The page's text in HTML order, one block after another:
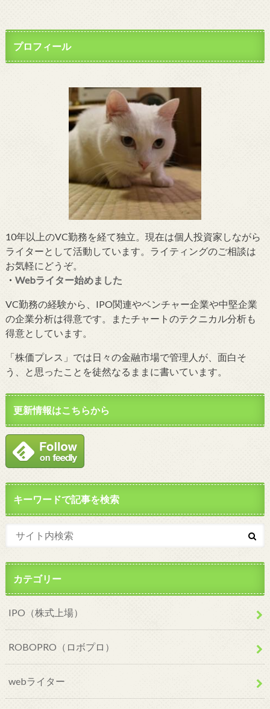
プロフィール
10年以上のVC勤務を経て独立。現在は個人投資家しながら
ライターとして活動しています。ライティングのご相談は
お気軽にどうぞ。
・ Webライター始めました
VC勤務の経験から、IPO関連やベンチャー企業や中堅企業
の企業分析は得意です。またチャートのテクニカル分析も
得意としています。
「株価プレス」では日々の金融市場で管理人が、面白そ
う、と思ったことを徒然なるままに書いています。
更新情報はこちらから
キーワードで記事を検索
カテゴリー
IPO（株式上場）
ROBOPRO（ロボプロ）
webライター